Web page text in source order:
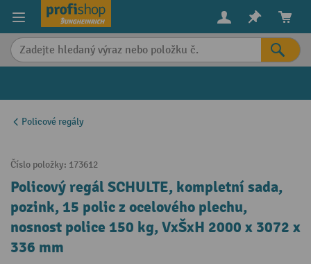
content
Policové regály
Číslo položky: 173612
Policový regál SCHULTE, kompletní sada,
pozink, 15 polic z ocelového plechu,
nosnost police 150 kg, VxŠxH 2000 x 3072 x
336 mm